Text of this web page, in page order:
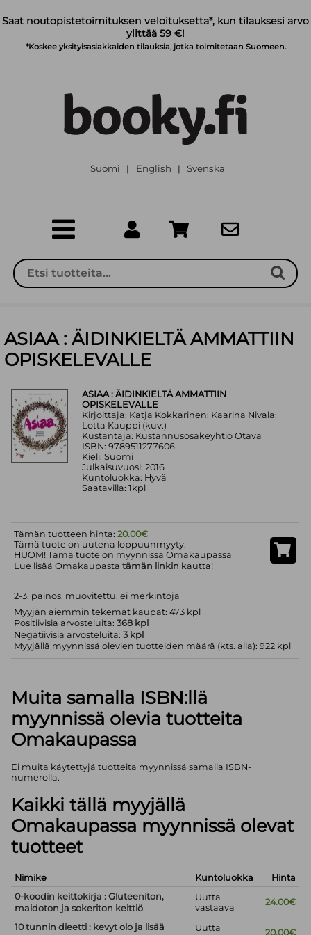
Saat noutopistetoimituksen veloituksetta*, kun tilauksesi arvo
ylittää 59 €!
*Koskee yksityisasiakkaiden tilauksia, jotka toimitetaan Suomeen.
Suomi | English | Svenska
ASIAA : ÄIDINKIELTÄ AMMATTIIN
OPISKELEVALLE
ASIAA : ÄIDINKIELTÄ AMMATTIIN
OPISKELEVALLE
Kirjoittaja: Katja Kokkarinen; Kaarina Nivala;
Lotta Kauppi (kuv.)
Kustantaja: Kustannusosakeyhtiö Otava
ISBN: 9789511277606
Kieli: Suomi
Julkaisuvuosi: 2016
Kuntoluokka: Hyvä
Saatavilla: 1kpl
Tämän tuotteen hinta:20.00€
Tämä tuote on uutena loppuunmyyty.
HUOM! Tämä tuote on myynnissä Omakaupassa
Lue lisää Omakaupastatämän linkin kautta!
2-3. painos, muovitettu, ei merkintöjä
Myyjän aiemmin tekemät kaupat: 473 kpl
Positiivisia arvosteluita:368 kpl
Negatiivisia arvosteluita:3 kpl
Myyjällä myynnissä olevien tuotteiden määrä (kts. alla): 922 kpl
Muita samalla ISBN:llä
myynnissä olevia tuotteita
Omakaupassa
Ei muita käytettyjä tuotteita myynnissä samalla ISBN-
numerolla.
Kaikki tällä myyjällä
Omakaupassa myynnissä olevat
tuotteet
Nimike Kuntoluokka
Hinta
0-koodin keittokirja : Gluteeniton,
maidoton ja sokeriton keittiö
Uutta
vastaava
24.00€
10 tunnin dieetti : kevyt olo ja lisää
Uutta
20.00€